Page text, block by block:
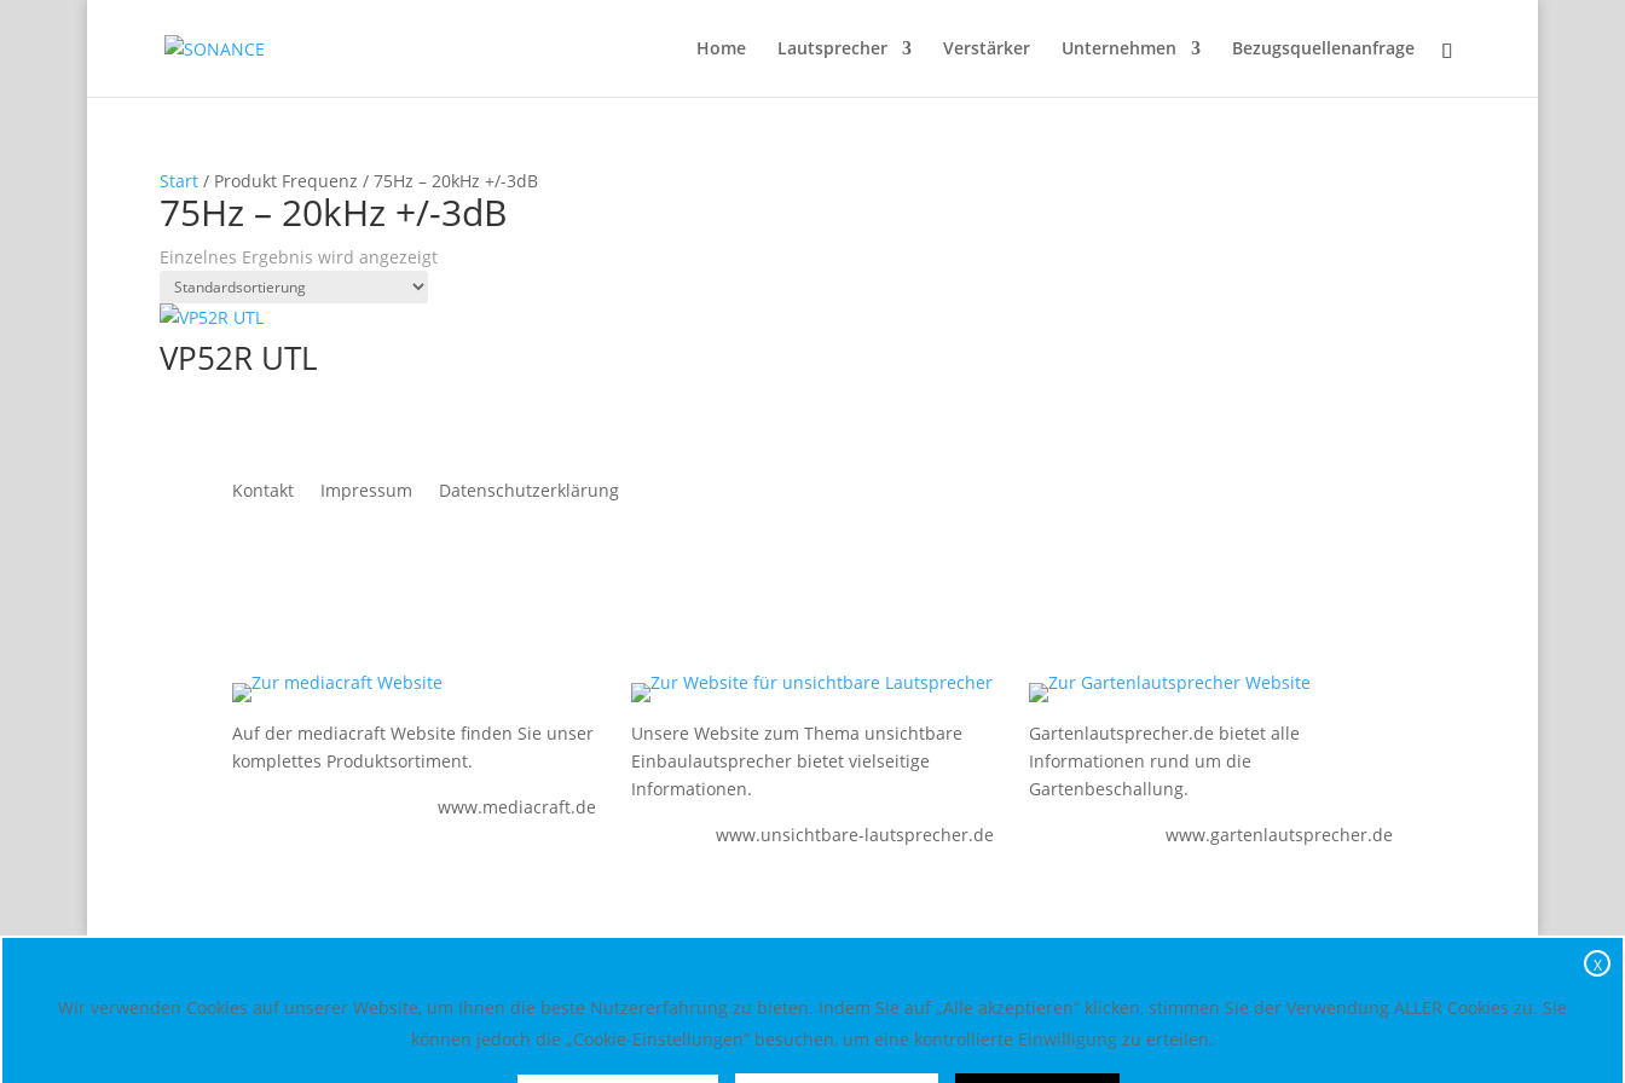
Home Lautsprecher Verstärker Unternehmen Bezugsquellenanfrage
Start / Produkt Frequenz / 75Hz – 20kHz +/-3dB
75Hz – 20kHz +/-3dB
Einzelnes Ergebnis wird angezeigt
VP52R UTL
Kontakt Impressum Datenschutzerklärung
Auf der mediacraft Website finden Sie unser
komplettes Produktsortiment.
www.mediacraft.de
Unsere Website zum Thema unsichtbare
Einbaulautsprecher bietet vielseitige
Informationen.
www.unsichtbare-lautsprecher.de
Gartenlautsprecher.de bietet alle
Informationen rund um die
Gartenbeschallung.
www.gartenlautsprecher.de
X
Wir verwenden Cookies auf unserer Website, um Ihnen die beste Nutzererfahrung zu bieten. Indem Sie auf „Alle akzeptieren“ klicken, stimmen Sie der Verwendung ALLER Cookies zu. Sie
können jedoch die „Cookie-Einstellungen“ besuchen, um eine kontrollierte Einwilligung zu erteilen.